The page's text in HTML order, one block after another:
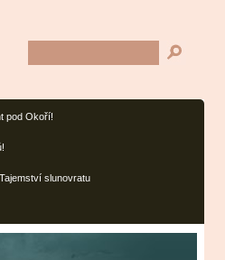
pod Okoří!
Tajemství slunovratu